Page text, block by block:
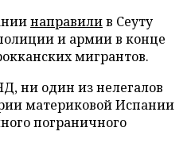
направилив Сеуту
и армии в конце
мигрантов.
ни один из нелегалов
материковой Испании
пограничного